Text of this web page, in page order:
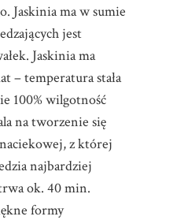
Jaskinia ma w sumie
jest
Jaskinia ma
– temperatura stała
100% wilgotność
na tworzenie się
z której
najbardziej
ok. 40 min.
formy